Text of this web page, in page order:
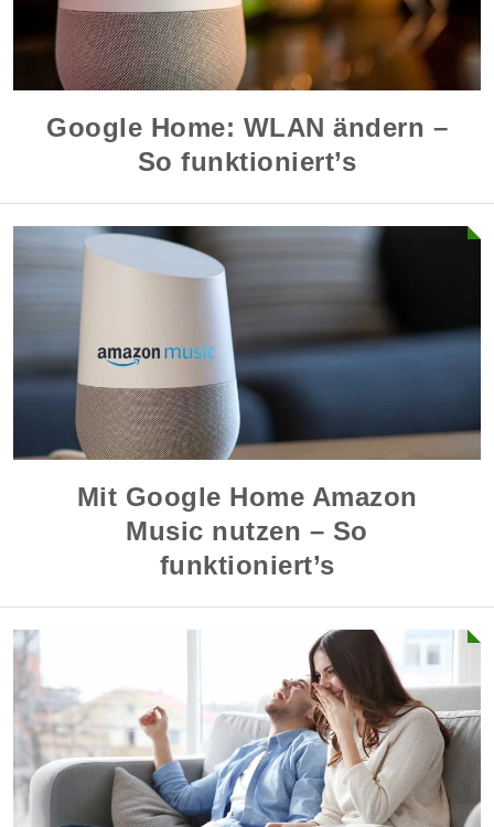
Google Home: WLAN ändern –
So funktioniert’s
Mit Google Home Amazon
Music nutzen – So
funktioniert’s